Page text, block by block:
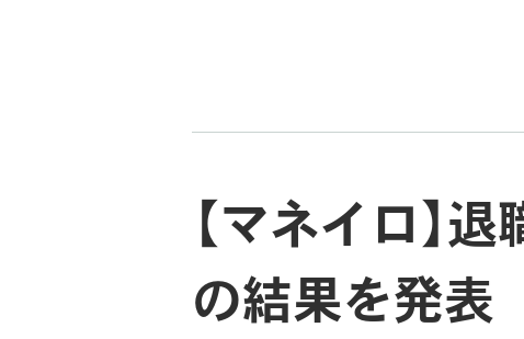
【マネイロ】
の結果を発表